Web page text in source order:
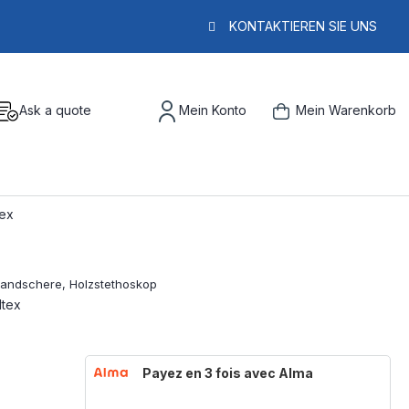
KONTAKTIEREN SIE UNS
Ask a quote Mein Konto Mein Warenkorb
Payez en 3 fois avec Alma